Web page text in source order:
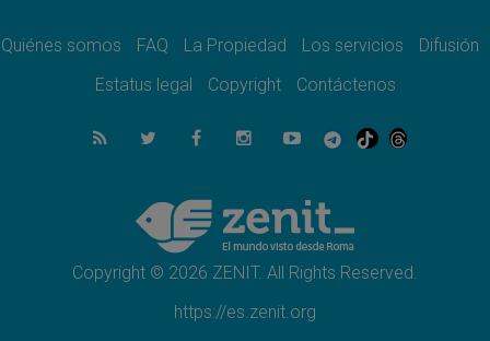
como misión al servicio del Evangelio
SIGNIS 2026, dar voz a las religiosas en el
07.08.2026
Lanzan un proyecto de empoderamiento
Programa oficial del Viaje Apostólico del
Papa León XIV a Francia
Quiénes somos FAQ La Propiedad Los servicios
Difusión
Estatus legal
Copyright Contáctenos
Copyright © 2026 ZENIT. All Rights Reserved.
https://es.zenit.org